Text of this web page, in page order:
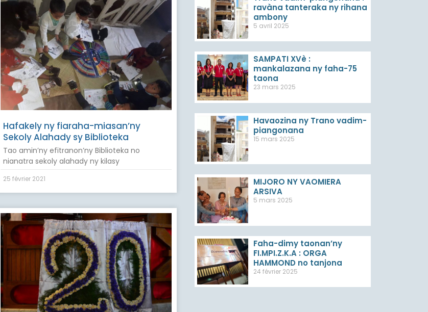
Hafakely ny fiaraha-miasan’ny
Sekoly Alahady sy Biblioteka
Tao amin’ny efitranon’ny Biblioteka no
nianatra sekoly alahady ny kilasy
25 février 2021
ravàna tanteraka ny rihana
ambony
5 avril 2025
SAMPATI XVè :
mankalazana ny faha-75
taona
23 mars 2025
Havaozina ny Trano vadim-
piangonana
15 mars 2025
MIJORO NY VAOMIERA
ARSIVA
5 mars 2025
Faha-dimy taonan’ny
FI.MPI.Z.K.A : ORGA
HAMMOND no tanjona
24 février 2025